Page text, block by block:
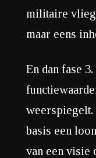
militaire
maar eens
En dan fase
basis een
van een visie